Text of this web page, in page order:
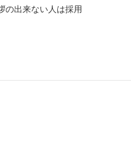
の出来ない人は採用